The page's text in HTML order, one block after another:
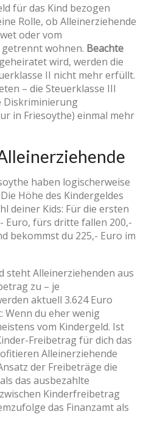
für das Kind bezogen
Rolle, ob Alleinerziehende
oder vom
wohnen. Beachte
wird, werden die
II nicht mehr erfüllt.
– die Steuerklasse III
Diskriminierung
in Friesoythe) einmal mehr
haben logischerweise
Höhe des Kindergeldes
deiner Kids: Für die ersten
Euro, fürs dritte fallen 200,-
bekommst du 225,- Euro im
steht Alleinerziehenden aus
zu – je
aktuell 3.624 Euro
Wenn du eher wenig
vom Kindergeld. Ist
Freibetrag für dich das
Alleinerziehende
der Freibeträge die
das ausbezahlte
Kinderfreibetrag
das Finanzamt als